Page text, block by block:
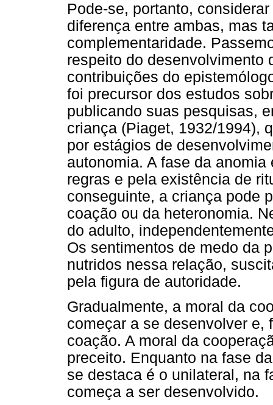
Pode-se, portanto,
diferença entre ambas, mas
complementaridade.
respeito do desenvolvimento
contribuições do
foi precursor dos estudos
publicando suas pesquisas,
criança (Piaget, 1932/1994),
por estágios de
autonomia. A fase da
regras e pela existência de
conseguinte, a criança pode
coação ou da heteronomia.
do adulto,
Os sentimentos de medo da
nutridos nessa relação,
pela figura de autoridade.
Gradualmente, a moral da
começar a se desenvolver e,
coação. A moral da
preceito. Enquanto na fase
se destaca é o unilateral, na
começa a ser desenvolvido.